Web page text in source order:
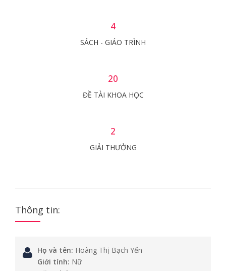
4
SÁCH - GIÁO TRÌNH
20
ĐỀ TÀI KHOA HỌC
2
GIẢI THƯỞNG
Thông tin:
Họ và tên: Hoàng Thị Bạch Yến
Giới tính: Nữ